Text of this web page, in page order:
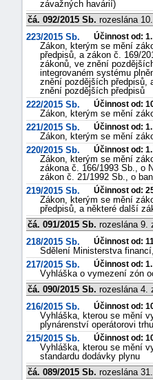
závažných havárií)
čá. 092/2015 Sb. rozeslána
223/2015 Sb.
Účinnost od:
Zákon, kterým se mění
předpisů, a zákon č. 169/
zákonů, ve znění
integrovaném systému
znění pozdějších předpisů,
znění pozdějších předpisů
222/2015 Sb.
Účinnost od:
Zákon, kterým se mění
221/2015 Sb.
Účinnost od:
Zákon, kterým se mění
220/2015 Sb.
Účinnost od:
Zákon, kterým se mění
zákona č. 166/1993 Sb., o
zákon č. 21/1992 Sb., o
219/2015 Sb.
Účinnost od:
Zákon, kterým se mění
předpisů, a některé další
čá. 091/2015 Sb. rozeslána 9.
218/2015 Sb.
Účinnost od:
Sdělení Ministerstva
217/2015 Sb.
Účinnost od:
Vyhláška o vymezení zón
čá. 090/2015 Sb. rozeslána 4.
216/2015 Sb.
Účinnost od:
Vyhláška, kterou se mění
plynárenství operátorovi
215/2015 Sb.
Účinnost od:
Vyhláška, kterou se mění
standardu dodávky plynu
čá. 089/2015 Sb. rozeslána